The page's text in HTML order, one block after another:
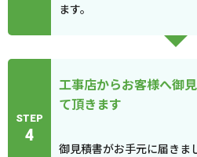
ます。
STEP
4
工事店からお客様へ御
て頂きます
御見積書がお手元に届きま